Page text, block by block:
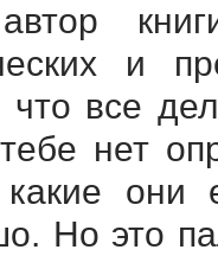
автор
и
что все
нет
Но это